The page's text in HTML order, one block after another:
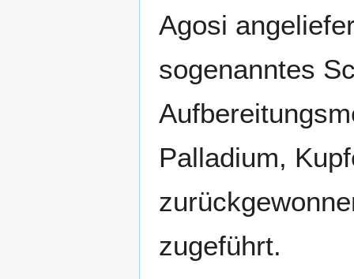
Agosi
sogenanntes
Palladium,
zugeführt.